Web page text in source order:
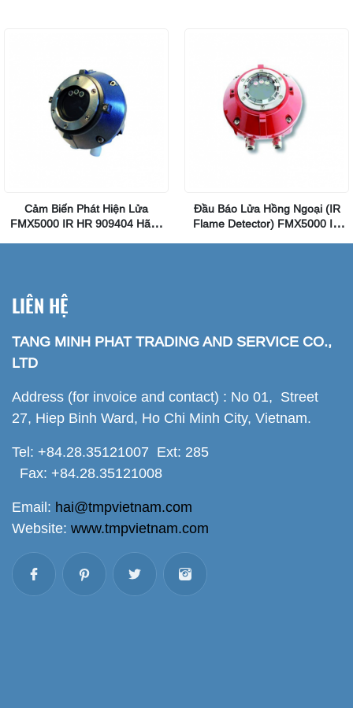
Cảm Biến Phát Hiện Lửa
FMX5000 IR HR 909404 Hãng
Đầu Báo Lửa Hồng Ngoại (IR
Flame Detector) FMX5000 IR
LIÊN HỆ
TANG MINH PHAT TRADING AND SERVICE CO.,
LTD
Address (for invoice and contact) : No 01, Street
27, Hiep Binh Ward, Ho Chi Minh City, Vietnam.
Tel: +84.28.35121007 Ext: 285
Fax: +84.28.35121008
Email: hai@tmpvietnam.com
Website: www.tmpvietnam.com